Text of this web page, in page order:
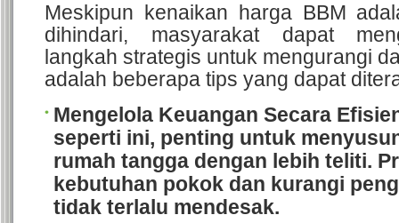
Meskipun kenaikan harga BBM
dihindari, masyarakat dapat
langkah strategis untuk mengurangi
adalah beberapa tips yang dapat
Mengelola Keuangan Secara
seperti ini, penting untuk
rumah tangga dengan lebih teliti.
kebutuhan pokok dan kurangi
tidak terlalu mendesak.